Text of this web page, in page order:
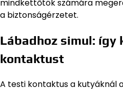
mindkettőtök számára
a biztonságérzetet.
Lábadhoz simul: így
kontaktust
A testi kontaktus a kutyáknál